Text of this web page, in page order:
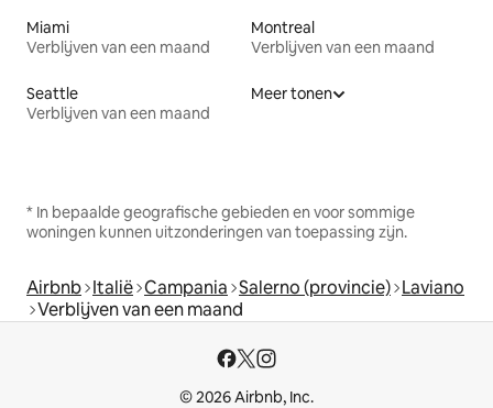
Miami
Verblijven van een maand
Montreal
Verblijven van een maand
Seattle
Verblijven van een maand
Meer tonen
* In bepaalde geografische gebieden en voor sommige
woningen kunnen uitzonderingen van toepassing zijn.
Airbnb Italië Campania Salerno (provincie) Laviano
Verblijven van een maand
© 2026 Airbnb, Inc.